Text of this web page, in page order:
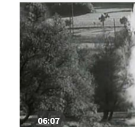
zpravodajského pořad Z
06:07